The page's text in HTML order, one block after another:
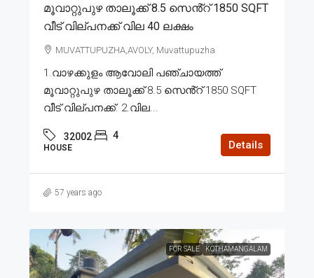
മൂവാറ്റുപുഴ താലൂക്ക് 8.5 സെൻ്റ് 1850 SQFT
വീട് വില്പനക്ക് വില 40 ലക്ഷം
MUVATTUPUZHA,AVOLY, Muvattupuzha
1.വാഴക്കുളം ആവോലി പഞ്ചായത്ത്
മൂവാറ്റുപുഴ താലൂക്ക് 8.5 സെൻ്റ് 1850 SQFT
വീട് വില്പനക്ക്. 2.വില...
32002 4
HOUSE Details
57 years ago
FOR SALE KOTHAMANGALAM